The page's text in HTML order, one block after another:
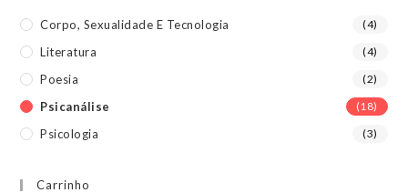
Corpo, Sexualidade E Tecnologia (4)
Literatura (4)
Poesia (2)
Psicanálise (18)
Psicologia (3)
Carrinho